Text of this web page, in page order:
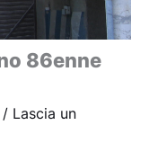
86enne
/ Lascia un